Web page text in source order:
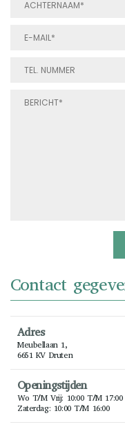
Contact
Adres
Meubellaan 1,
6651 KV Druten
Openingstijden
Wo T/m Vrij: 10:00 T/m 17:00
Zaterdag: 10:00 T/m 16:00